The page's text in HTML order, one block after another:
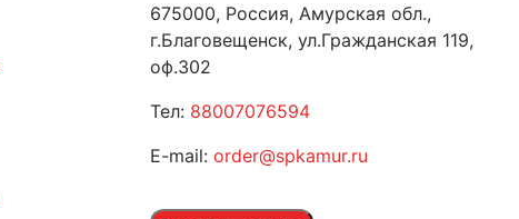
675000, Россия, Амурская обл.,
г.Благовещенск, ул.Гражданская 119,
оф.302
Тел: 88007076594
E-mail: order@spkamur.ru